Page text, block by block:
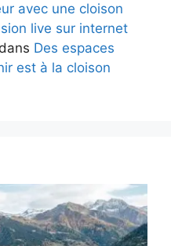
avec une cloison
live sur internet
dans Des espaces
est à la cloison